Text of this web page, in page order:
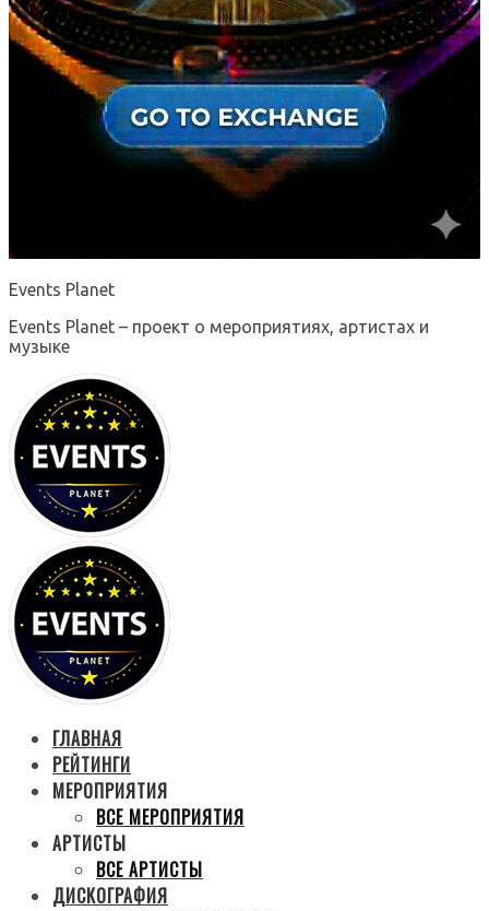
Events Planet
Events Planet – проект о мероприятиях, артистах и
музыке
ГЛАВНАЯ
РЕЙТИНГИ
МЕРОПРИЯТИЯ
ВСЕ МЕРОПРИЯТИЯ
АРТИСТЫ
ВСЕ АРТИСТЫ
ДИСКОГРАФИЯ